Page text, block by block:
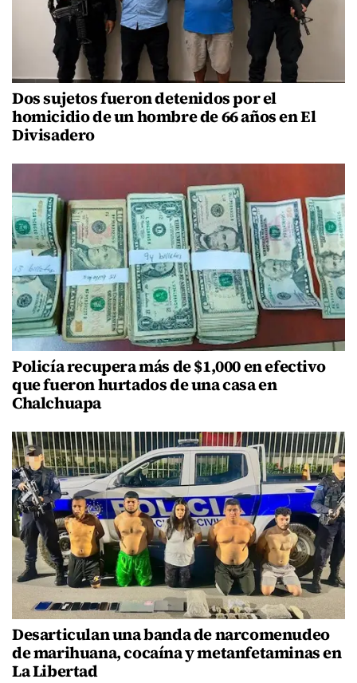
Dos sujetos fueron detenidos por el
homicidio de un hombre de 66 años en El
Divisadero
Policía recupera más de $1,000 en efectivo
que fueron hurtados de una casa en
Chalchuapa
Desarticulan una banda de narcomenudeo
de marihuana, cocaína y metanfetaminas en
La Libertad